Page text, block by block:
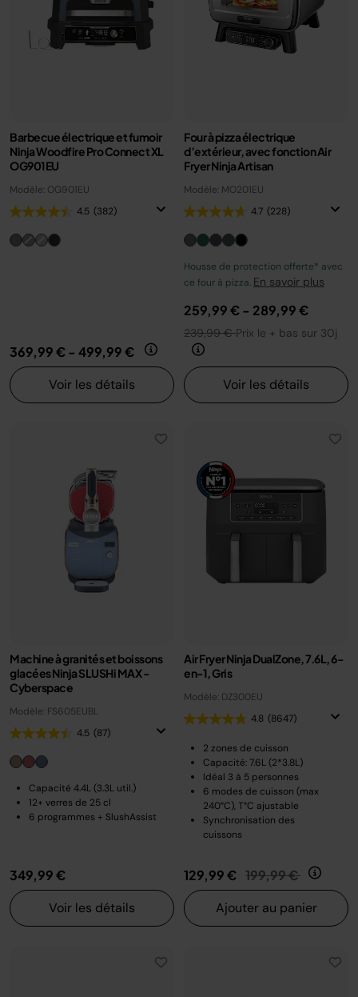
Barbecue électrique et fumoir
Ninja Woodfire Pro Connect XL
OG901EU
Modèle: OG901EU
4.5 (382)
369,99 €- 499,99 €
Voir les détails
Four à pizza électrique
d’extérieur, avec fonction Air
Fryer Ninja Artisan
Modèle: MO201EU
4.7 (228)
Housse de protection offerte* avec
ce four à pizza. En savoir plus
259,99 €- 289,99 €
239,99 €Prix le + bas sur 30j
Voir les détails
Machine à granités et boissons
glacées Ninja SLUSHi MAX -
Cyberspace
Modèle: FS605EUBL
4.5 (87)
Capacité 4.4L (3.3L util.)
12+ verres de 25 cl
6 programmes + SlushAssist
349,99 €
Voir les détails
Air Fryer Ninja DualZone, 7.6L, 6-
en-1, Gris
Modèle: DZ300EU
4.8 (8647)
2 zones de cuisson
Capacité: 7.6L (2*3.8L)
Idéal 3 à 5 personnes
6 modes de cuisson (max
240°C), T°C ajustable
Synchronisation des
cuissons
129,99 € Prix réduit de
199,99 € au
Ajouter au panier